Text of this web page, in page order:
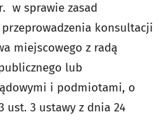
w sprawie zasad
konsultacji
miejscowego z radą
lub
i podmiotami, o
ust. 3 ustawy z dnia 24